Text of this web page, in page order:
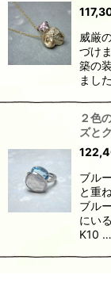
威厳
づけ
築の
まし
２色
ズと
ブル
と重
ブル
にい
K10 …